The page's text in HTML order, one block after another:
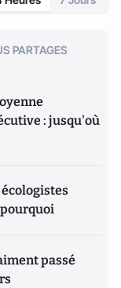
PARTAGES
: jusqu'où
passé